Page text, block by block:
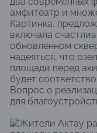
амфитеатр и
Картинка,
включала
обновленном
надеяться, что
площади перед
будет
Вопрос о
для